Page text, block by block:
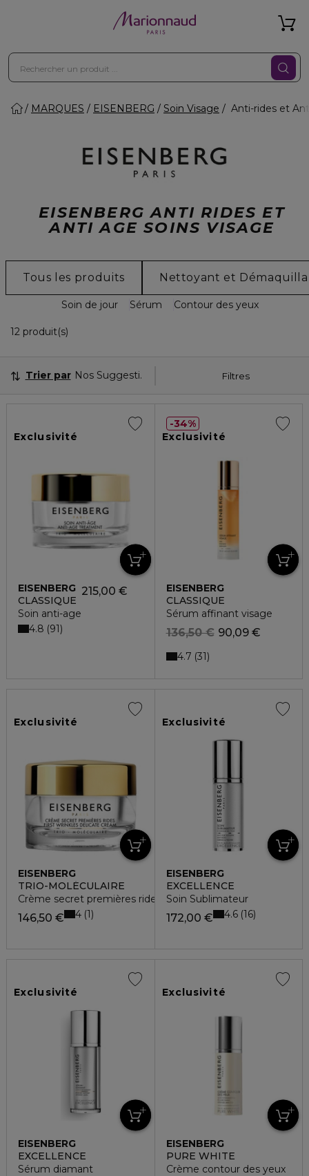
MARQUES EISENBERG Soin Visage Anti-rides et
EISENBERG ANTI RIDES ET
ANTI AGE SOINS VISAGE
Tous les produits Nettoyant et
Soin de jour Sérum Contour des yeux
12 produit(s)
Filtres
Trier par Nos Suggestions
Exclusivité
EISENBERG
CLASSIQUE
Soin anti-age
215,00 €
4.8 91
Exclusivité
EISENBERG
CLASSIQUE
Sérum affinant visage
90,09 €
136,50 €
4.7 31
34%
Exclusivité
EISENBERG
TRIO-MOLÉCULAIRE
Crème secret premières rides
146,50 € 4 1
Exclusivité
EISENBERG
EXCELLENCE
Soin Sublimateur
172,00 € 4.6 16
Exclusivité
EISENBERG
EXCELLENCE
Sérum diamant
Exclusivité
EISENBERG
PURE WHITE
Crème contour des yeux